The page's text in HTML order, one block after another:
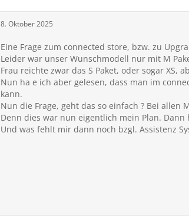
8. Oktober 2025
Eine Frage zum connected store, bzw. zu
Leider war unser Wunschmodell nur mit M
Frau reichte zwar das S Paket, oder sogar XS,
Nun ha e ich aber gelesen, dass man im
kann.
Nun die Frage, geht das so einfach ? Bei allen
Denn dies war nun eigentlich mein Plan.
Und was fehlt mir dann noch bzgl. Assistenz